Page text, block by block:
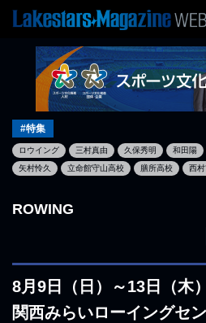
#特集
ロウイング 三村真由 久保秀明 和田陽
矢村怜久
立命館守山高校 膳所高校 西
ROWING
8月9日（日）～13日（木）
関西みらいローイングセ